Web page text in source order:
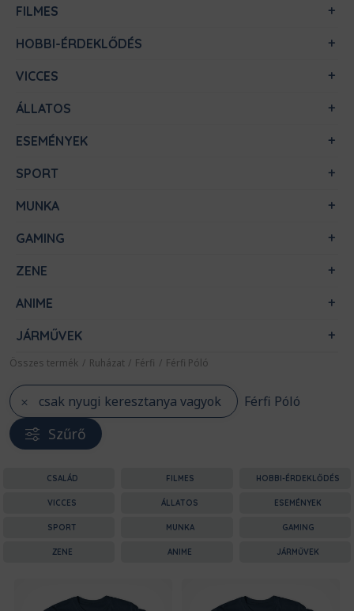
FILMES
HOBBI-ÉRDEKLŐDÉS
VICCES
ÁLLATOS
ESEMÉNYEK
SPORT
MUNKA
GAMING
ZENE
ANIME
JÁRMŰVEK
Összes termék / Ruházat / Férfi / Férfi Póló
csak nyugi keresztanya vagyok Férfi Póló
Szűrő
CSALÁD FILMES HOBBI-ÉRDEKLŐDÉS
VICCES ÁLLATOS ESEMÉNYEK
SPORT MUNKA GAMING
ZENE ANIME JÁRMŰVEK